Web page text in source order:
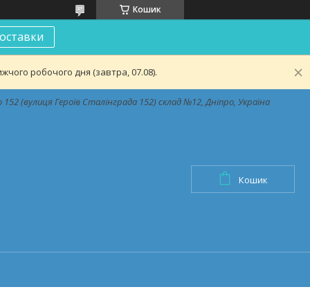
Кошик
робочого дня (завтра, 07.08).
(вулиця Героїв Сталінграда 152) склад №12, Дніпро, Україна
Кошик